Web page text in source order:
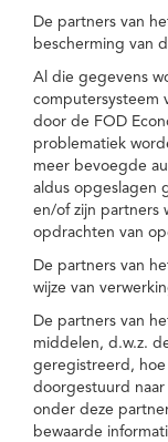
De partners van
bescherming van
Al die gegevens
computersysteem
door de FOD
problematiek
meer bevoegde
aldus opgeslagen
en/of zijn partners
opdrachten van
De partners van
wijze van
De partners van
middelen, d.w.z.
geregistreerd,
doorgestuurd
onder deze
bewaarde